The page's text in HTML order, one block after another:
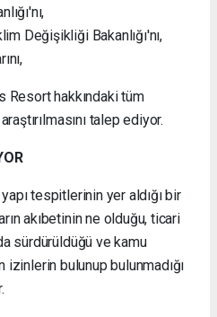
Değişikliği Bakanlığı'nı,
Resort hakkındaki tüm
talep ediyor.
tespitlerinin yer aldığı bir
akıbetinin ne olduğu, ticari
sürdürüldüğü ve kamu
izinlerin bulunup bulunmadığı